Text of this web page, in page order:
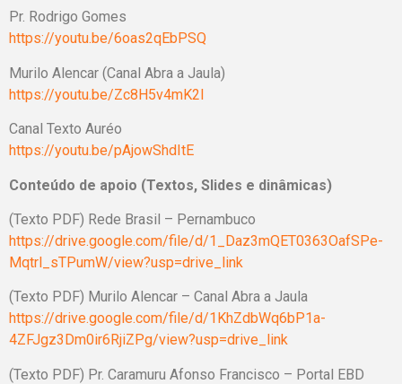
Pr. Rodrigo Gomes
https://youtu.be/6oas2qEbPSQ
Murilo Alencar (Canal Abra a Jaula)
https://youtu.be/Zc8H5v4mK2I
Canal Texto Auréo
https://youtu.be/pAjowShdItE
Conteúdo de apoio (Textos, Slides e dinâmicas)
(Texto PDF) Rede Brasil – Pernambuco
https://drive.google.com/file/d/1_Daz3mQET0363OafSPe-
Mqtrl_sTPumW/view?usp=drive_link
(Texto PDF) Murilo Alencar – Canal Abra a Jaula
https://drive.google.com/file/d/1KhZdbWq6bP1a-
4ZFJgz3Dm0ir6RjiZPg/view?usp=drive_link
(Texto PDF) Pr. Caramuru Afonso Francisco – Portal EBD